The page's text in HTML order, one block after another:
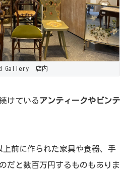
Gallery 店内
けているアンティークやビンテ
上前に作られた家具や食器、手
だと数百万円するものもありま